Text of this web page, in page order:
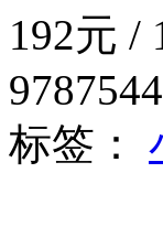
192元 /
标签：